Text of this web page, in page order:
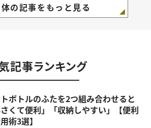
の記事をもっと見る
記事ランキング
ボトルのふたを2つ組み合わせると
さくて便利」「収納しやすい」【便利
術3選】